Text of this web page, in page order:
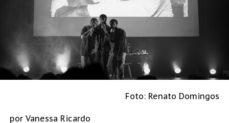
Foto: Renato Domingos
por Vanessa Ricardo